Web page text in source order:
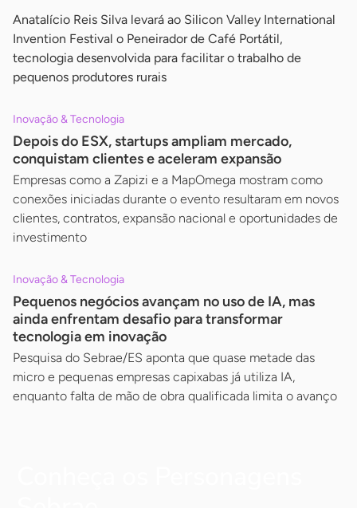
Anatalício Reis Silva levará ao Silicon Valley International
Invention Festival o Peneirador de Café Portátil,
tecnologia desenvolvida para facilitar o trabalho de
pequenos produtores rurais
Inovação & Tecnologia
Depois do ESX, startups ampliam mercado,
conquistam clientes e aceleram expansão
Empresas como a Zapizi e a MapOmega mostram como
conexões iniciadas durante o evento resultaram em novos
clientes, contratos, expansão nacional e oportunidades de
investimento
Inovação & Tecnologia
Pequenos negócios avançam no uso de IA, mas
ainda enfrentam desafio para transformar
tecnologia em inovação
Pesquisa do Sebrae/ES aponta que quase metade das
micro e pequenas empresas capixabas já utiliza IA,
enquanto falta de mão de obra qualificada limita o avanço